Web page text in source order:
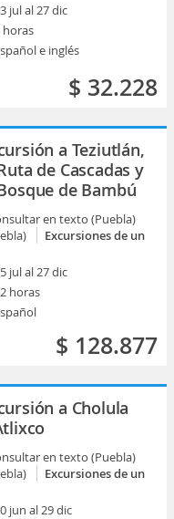
jul al 27 dic
horas
e inglés
$ 32.228
a Teziutlán,
de Cascadas y
de Bambú
en texto (Puebla)
Excursiones de un
jul al 27 dic
horas
$ 128.877
a Cholula
en texto (Puebla)
Excursiones de un
jun al 29 dic